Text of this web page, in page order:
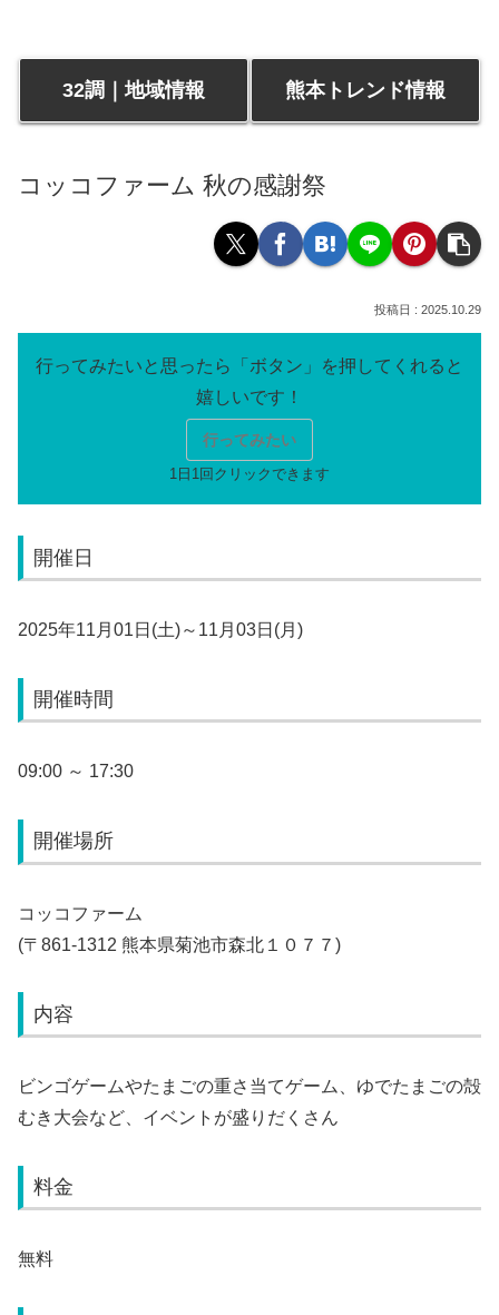
32調｜地域情報 熊本トレンド情報
コッコファーム 秋の感謝祭
2025.10.29
行ってみたい
開催日
2025年11月01日(土)～11月03日(月)
開催時間
09:00 ～ 17:30
開催場所
コッコファーム
(〒861-1312 熊本県菊池市森北１０７７)
内容
ビンゴゲームやたまごの重さ当てゲーム、ゆでたまごの殻
むき大会など、イベントが盛りだくさん
料金
無料